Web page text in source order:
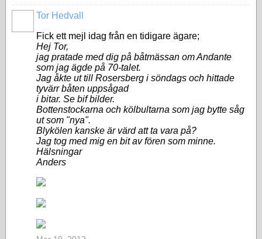
Tor Hedvall
Fick ett mejl idag från en tidigare ägare;
Hej Tor,
jag pratade med dig på båtmässan om Andante
som jag ägde på 70-talet.
Jag åkte ut till Rosersberg i söndags och hittade
tyvärr båten uppsågad
i bitar. Se bif bilder.
Bottenstockarna och kölbultarna som jag bytte såg
ut som "nya".
Blykölen kanske är värd att ta vara på?
Jag tog med mig en bit av fören som minne.
Hälsningar
Anders